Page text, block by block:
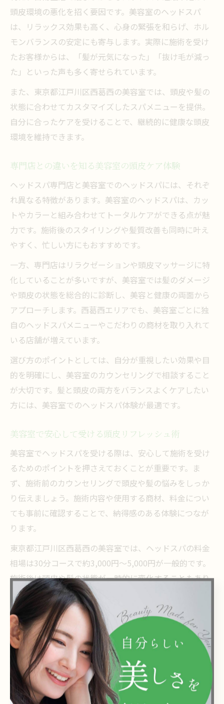
頭皮環境の悪化を招く要因です。美容室のヘッドスパ
は、リラックス効果も高く、心身の緊張を和らげ、ホル
モンバランスの安定にも寄与します。実際に施術を受け
たお客様からは、「髪が元気になった」「抜け毛が減っ
た」といった声も多く寄せられています。
また、東京都江戸川区西葛西の美容室では、頭皮や髪の
状態に合わせてカスタマイズしたスパメニューを提供。
自分に合ったケアを受けることで、継続的に健康な頭皮
環境を維持できます。
専門店との違いを知る美容室の頭皮ケア体験
ヘッドスパ専門店と美容室でのヘッドスパには、それぞ
れ異なる特徴があります。美容室のヘッドスパは、カッ
トやカラーと組み合わせてトータルケアができる点が魅
力です。施術後のスタイリングや髪質改善も同時に叶え
やすく、忙しい方にもおすすめです。
一方、専門店はリラクゼーションや頭皮マッサージに特
化していることが多いですが、美容室では髪のダメージ
や頭皮の状態を総合的に診断し、美容と健康の両面から
アプローチします。西葛西エリアでも、美容室ごとに独
自のヘッドスパメニューやこだわりの商材を取り入れて
いる店舗が増えています。
選び方のポイントとしては、自分が重視したい効果や目
的を明確にし、美容室のカウンセリングで相談すること
が大切です。髪と頭皮の両方をバランスよくケアしたい
方には、美容室でのヘッドスパ体験が最適です。
美容室で安心して受ける頭皮リフレッシュ術
美容室でヘッドスパを受ける際は、安心して施術を受け
るためのポイントを押さえておくことが重要です。ま
ず、施術前のカウンセリングで頭皮や髪の悩みをしっか
り伝えましょう。施術内容や使用する商材、料金につい
ても事前に確認することで、納得感のある体験につなが
ります。
東京都江戸川区西葛西の美容室では、ヘッドスパの料金
相場は30分コースで約3,000円～5,000円が一般的です。
施術後は頭皮や髪の状態が一時的に変化することもあり
ますので、アフターケアの方法や注意点についても美容
師からアドバイスを受けると安心です。
初めてヘッドスパを受ける方や敏感肌の方は、パッチテ
ストや低刺激の商材を選ぶなど、無理のない範囲で体験
することをおすすめします。定期的なケアを続けること
で、頭皮リフレッシュ効果や髪の美しさを実感しやすく
なります。